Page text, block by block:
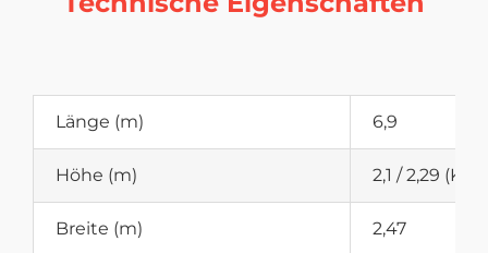
Länge (m) 6,9
Höhe (m) 2,1 / 2,29
Breite (m) 2,47